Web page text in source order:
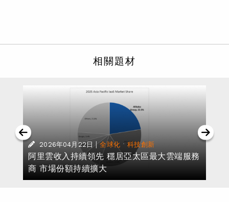
相關題材
2026年04月22日 | 全球化·科技創新
阿里雲收入持續領先 穩居亞太區最大雲端服務
商 市場份額持續擴大